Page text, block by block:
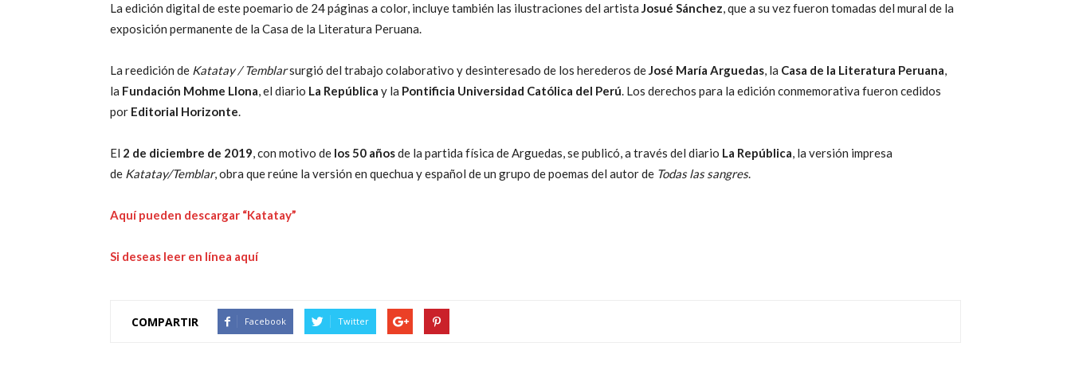
La edición digital de este poemario de 24 páginas a color, incluye también las ilustraciones del artista Josué Sánchez, que a su vez fueron tomadas del mural de la
exposición permanente de la Casa de la Literatura Peruana.
La reedición de Katatay / Temblarsurgió del trabajo colaborativo y desinteresado de los herederos deJosé María Arguedas, la Casa de la Literatura Peruana,
la Fundación Mohme Llona, el diario La República y la Pontificia Universidad Católica del Perú. Los derechos para la edición conmemorativa fueron cedidos
por Editorial Horizonte.
El 2 de diciembre de 2019, con motivo de los 50 añosde la partida física de Arguedas, se publicó, a través del diario La República, la versión impresa
de Katatay/Temblar, obra que reúne la versión en quechua y español de un grupo de poemas del autor de Todas las sangres.
Aquí pueden descargar “Katatay”
Si deseas leer en línea aquí
COMPARTIR Facebook Twitter